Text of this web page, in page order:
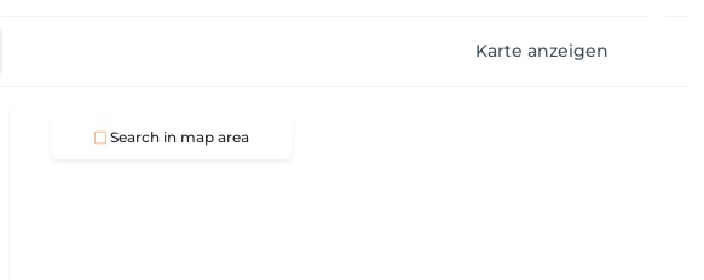
Karte anzeigen
Search in map area